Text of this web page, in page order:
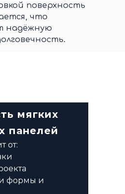
поверхность
что
надёжную
мягких
панелей
от:
формы и